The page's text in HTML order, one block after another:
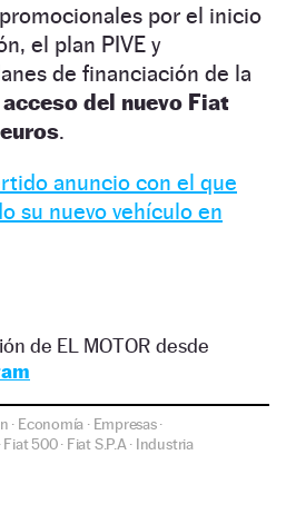
por el inicio
el plan PIVE y
de financiación de la
del nuevo Fiat
.
anuncio con el que
su nuevo vehículo en
de EL MOTOR desde
· Economía · Empresas·
·Fiat 500· Fiat S.P.A · Industria